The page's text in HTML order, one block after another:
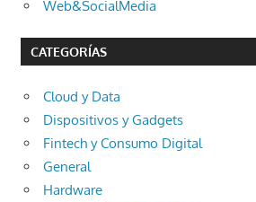
Web&SocialMedia
CATEGORÍAS
Cloud y Data
Dispositivos y Gadgets
Fintech y Consumo Digital
General
Hardware